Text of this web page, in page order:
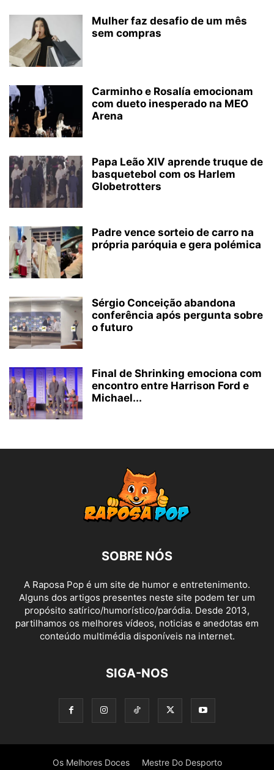
Mulher faz desafio de um mês
sem compras
Carminho e Rosalía emocionam
com dueto inesperado na MEO
Arena
Papa Leão XIV aprende truque de
basquetebol com os Harlem
Globetrotters
Padre vence sorteio de carro na
própria paróquia e gera polémica
Sérgio Conceição abandona
conferência após pergunta sobre
o futuro
Final de Shrinking emociona com
encontro entre Harrison Ford e
Michael...
SOBRE NÓS
A Raposa Pop é um site de humor e entretenimento.
Alguns dos artigos presentes neste site podem ter um
propósito satírico/humorístico/paródia. Desde 2013,
partilhamos os melhores vídeos, noticias e anedotas em
conteúdo multimédia disponíveis na internet.
SIGA-NOS
Os Melhores Doces Mestre Do Desporto